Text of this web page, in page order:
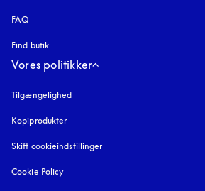
FAQ
Find butik
Vores politikker
Tilgængelighed
Kopiprodukter
Skift cookieindstillinger
Cookie Policy